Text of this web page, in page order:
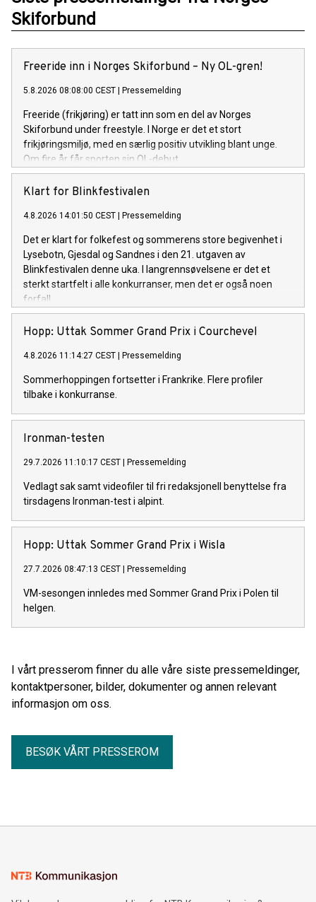
Skiforbund
Freeride inn i Norges Skiforbund – Ny OL-gren!
5.8.2026 08:08:00 CEST | Pressemelding
Freeride (frikjøring) er tatt inn som en del av Norges
Skiforbund under freestyle. I Norge er det et stort
frikjøringsmiljø, med en særlig positiv utvikling blant unge.
Om fire år får sporten sin OL-debut.
Klart for Blinkfestivalen
4.8.2026 14:01:50 CEST | Pressemelding
Det er klart for folkefest og sommerens store begivenhet i
Lysebotn, Gjesdal og Sandnes i den 21. utgaven av
Blinkfestivalen denne uka. I langrennsøvelsene er det et
sterkt startfelt i alle konkurranser, men det er også noen
forfall.
Hopp: Uttak Sommer Grand Prix i Courchevel
4.8.2026 11:14:27 CEST | Pressemelding
Sommerhoppingen fortsetter i Frankrike. Flere profiler
tilbake i konkurranse.
Ironman-testen
29.7.2026 11:10:17 CEST | Pressemelding
Vedlagt sak samt videofiler til fri redaksjonell benyttelse fra
tirsdagens Ironman-test i alpint.
Hopp: Uttak Sommer Grand Prix i Wisla
27.7.2026 08:47:13 CEST | Pressemelding
VM-sesongen innledes med Sommer Grand Prix i Polen til
helgen.
I vårt presserom finner du alle våre siste pressemeldinger,
kontaktpersoner, bilder, dokumenter og annen relevant
informasjon om oss.
BESØK VÅRT PRESSEROM